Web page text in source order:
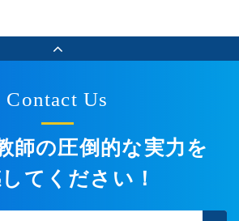
Contact Us
師の圧倒的な実力を
てください！